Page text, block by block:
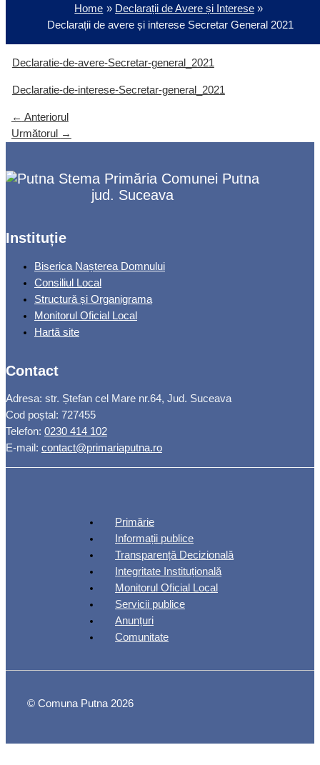
Home
Declarații de Avere și Interese
Declarații de avere și interese Secretar General 2021
Declaratie-de-avere-Secretar-general_2021
Declaratie-de-interese-Secretar-general_2021
← Anteriorul
Următorul
→
Primăria Comunei Putna
jud. Suceava
Instituție
Biserica Nașterea Domnului
Consiliul Local
Structură și Organigrama
Monitorul Oficial Local
Hartă site
Contact
Adresa: str. Ștefan cel Mare nr.64, Jud. Suceava
Cod poștal: 727455
Telefon: 0230 414 102
E-mail: contact@primariaputna.ro
Primărie
Informații publice
Transparență Decizională
Integritate Instituțională
Monitorul Oficial Local
Servicii publice
Anunțuri
Comunitate
© Comuna Putna 2026